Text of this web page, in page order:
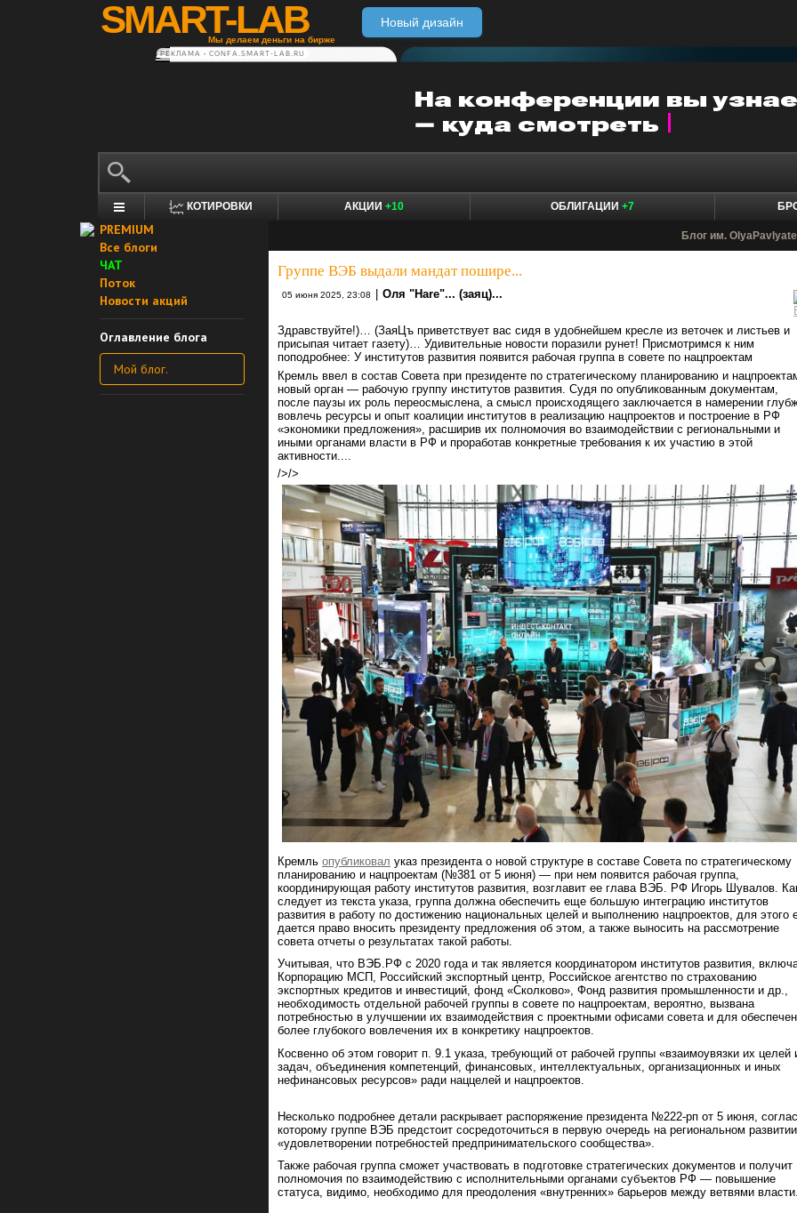
SMART-LAB
Мы делаем деньги на бирже
Новый дизайн
РЕКЛАМА • CONFA.SMART-LAB.RU
КОТИРОВКИ АКЦИИ +10 ОБЛИГАЦИИ +7
PREMIUM
Все блоги
ЧАТ
Поток
Новости акций
Оглавление блога
Мой блог.
Блог им.
Группе ВЭБ выдали мандат пошире...
05 июня 2025, 23:08 Оля "Hare"... (заяц)...
Здравствуйте!)… (ЗаяЦъ приветствует вас сидя в удобнейшем кресле из веточек и листьев и
присыпая читает газету)… Удивительные новости поразили рунет! Присмотримся к ним
поподробнее: У институтов развития появится рабочая группа в совете по нацпроектам
Кремль ввел в состав Совета при президенте по стратегическому планированию и
новый орган — рабочую группу институтов развития. Судя по опубликованным документам,
после паузы их роль переосмыслена, а смысл происходящего заключается в намерении
вовлечь ресурсы и опыт коалиции институтов в реализацию нацпроектов и построение в РФ
«экономики предложения», расширив их полномочия во взаимодействии с региональными и
иными органами власти в РФ и проработав конкретные требования к их участию в этой
активности....
/>/>
Кремль опубликовал указ президента о новой структуре в составе Совета по стратегическому
планированию и нацпроектам (№381 от 5 июня) — при нем появится рабочая группа,
координирующая работу институтов развития, возглавит ее глава ВЭБ. РФ Игорь Шувалов.
следует из текста указа, группа должна обеспечить еще большую интеграцию институтов
развития в работу по достижению национальных целей и выполнению нацпроектов, для этого
дается право вносить президенту предложения об этом, а также выносить на рассмотрение
совета отчеты о результатах такой работы.
Учитывая, что ВЭБ.РФ с 2020 года и так является координатором институтов развития,
Корпорацию МСП, Российский экспортный центр, Российское агентство по страхованию
экспортных кредитов и инвестиций, фонд «Сколково», Фонд развития промышленности и др.,
необходимость отдельной рабочей группы в совете по нацпроектам, вероятно, вызвана
потребностью в улучшении их взаимодействия с проектными офисами совета и для
более глубокого вовлечения их в конкретику нацпроектов.
Косвенно об этом говорит п. 9.1 указа, требующий от рабочей группы «взаимоувязки их целей
задач, объединения компетенций, финансовых, интеллектуальных, организационных и иных
нефинансовых ресурсов» ради наццелей и нацпроектов.
Несколько подробнее детали раскрывает распоряжение президента №222-рп от 5 июня,
которому группе ВЭБ предстоит сосредоточиться в первую очередь на региональном
«удовлетворении потребностей предпринимательского сообщества».
Также рабочая группа сможет участвовать в подготовке стратегических документов и получит
полномочия по взаимодействию с исполнительными органами субъектов РФ — повышение
статуса, видимо, необходимо для преодоления «внутренних» барьеров между ветвями